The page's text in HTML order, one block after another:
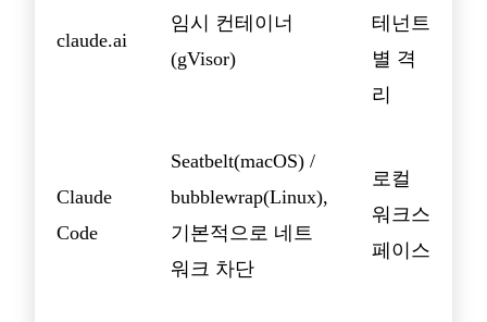
claude.ai
임시 컨테이너
(gVisor)
테넌트
별 격
리
Claude
Code
Seatbelt(macOS) /
bubblewrap(Linux),
기본적으로 네트
워크 차단
로컬
워크스
페이스